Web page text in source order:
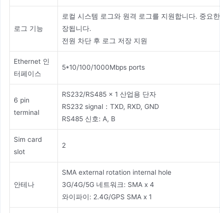
로그 기능
로컬 시스템 로그와 원격 로그를 지원합니다. 중요
장됩니다.
전원 차단 후 로그 저장 지원
Ethernet 인
터페이스
5*10/100/1000Mbps ports
6 pin
terminal
RS232/RS485 x 1 산업용 단자
RS232 signal：TXD, RXD, GND
RS485 신호: A, B
Sim card
slot
2
안테나
SMA external rotation internal hole
3G/4G/5G 네트워크: SMA x 4
와이파이: 2.4G/GPS SMA x 1